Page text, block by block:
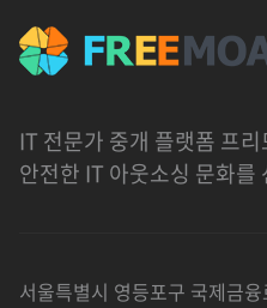
IT 전문가 중개 플랫폼 프
안전한 IT 아웃소싱 문화를
서울특별시 영등포구 국제금